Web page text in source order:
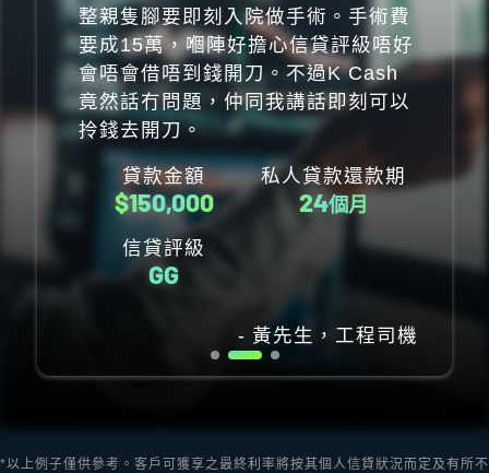
搵借貸公司幫手，網上申請完K
Cash之後好快就有個貸款Plan畀
我，年利率同還款期都好合理即刻我
就網上簽咗約，轉個頭FPS就收到筆
錢！
貸款金額
$150,000
私人貸款還款期
24個月
信貸評級
EE
- 梁先生，IT人員
*以上例子僅供參考。客戶可獲享之最終利率將按其個人信貸狀況而定及有所不